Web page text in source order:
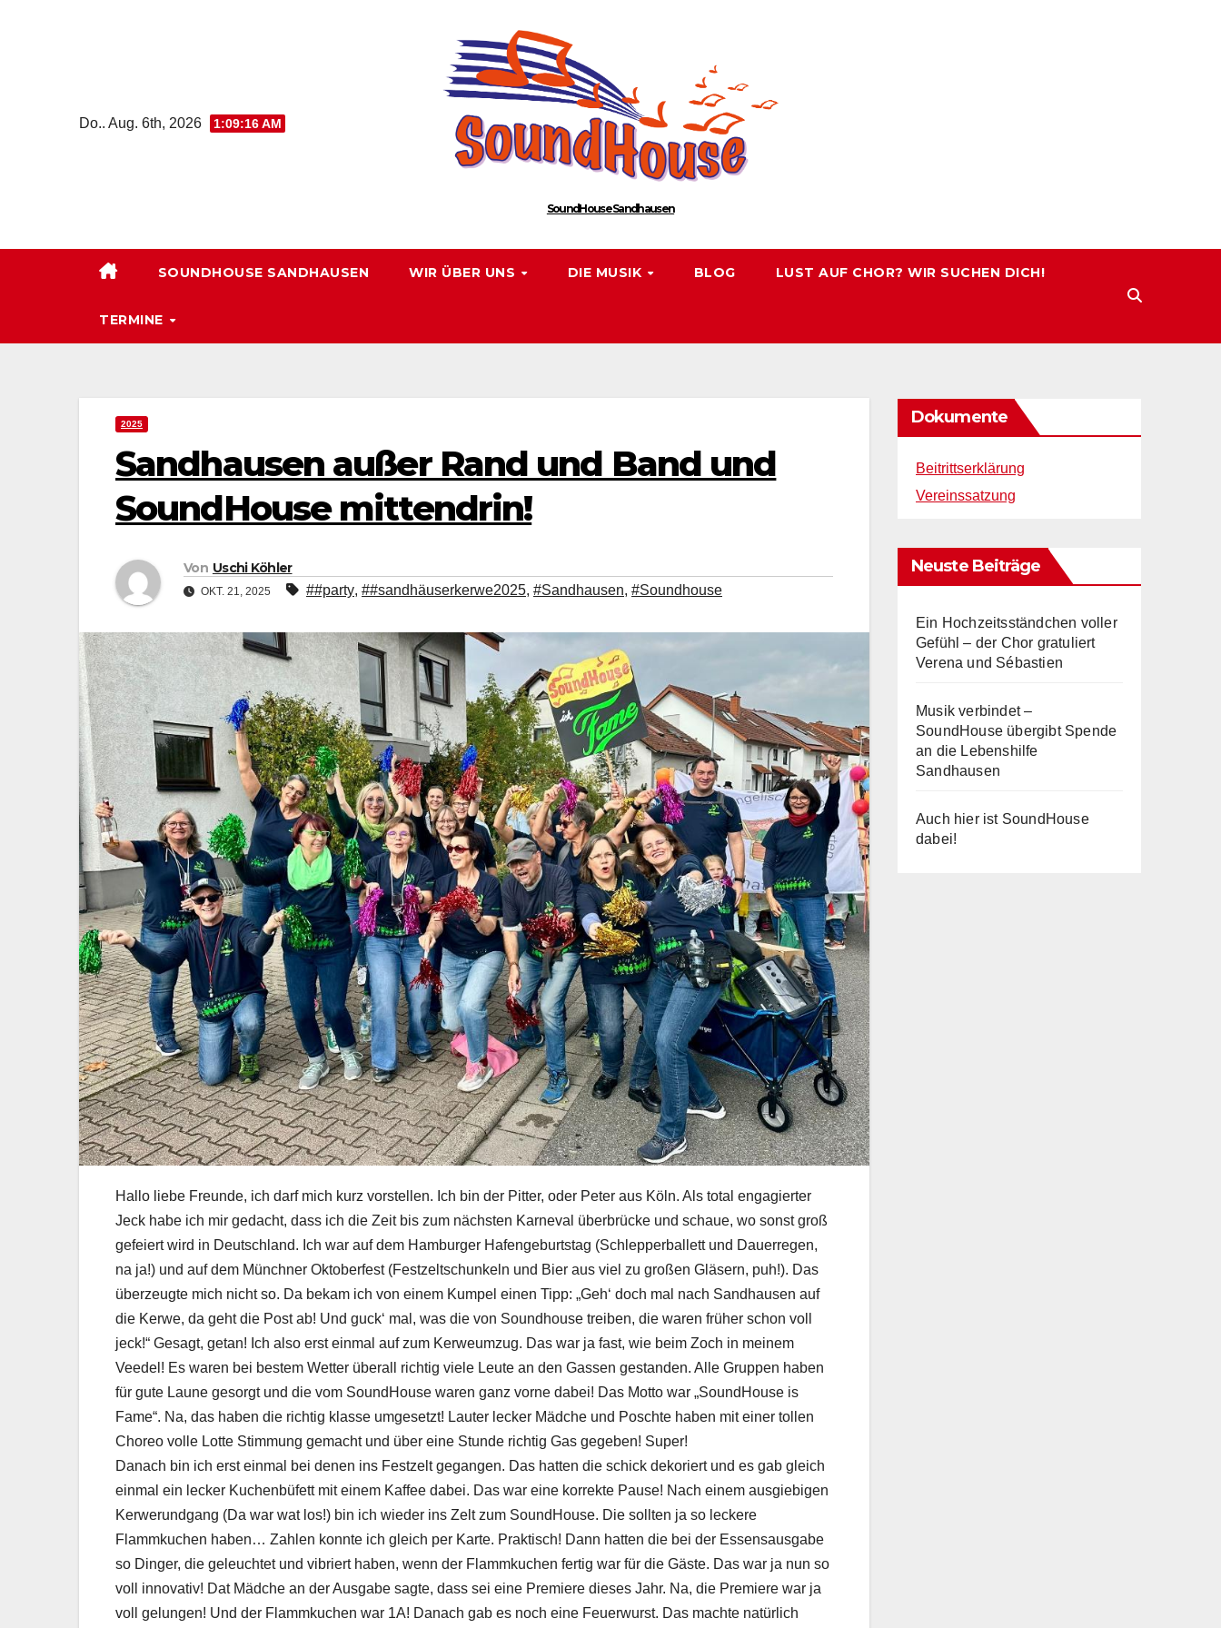
Do.. Aug. 6th, 2026 1:09:17 AM
SoundHouse Sandhausen
SOUNDHOUSE SANDHAUSEN WIR ÜBER UNS DIE MUSIK BLOG LUST AUF CHOR? WIR SUCHEN DICH!
TERMINE
2025
Sandhausen außer Rand und Band und
SoundHouse mittendrin!
Von Uschi Köhler
OKT. 21, 2025 ##party, ##sandhäuserkerwe2025, #Sandhausen, #Soundhouse
Hallo liebe Freunde, ich darf mich kurz vorstellen. Ich bin der Pitter, oder Peter aus Köln. Als total engagierter
Jeck habe ich mir gedacht, dass ich die Zeit bis zum nächsten Karneval überbrücke und schaue, wo sonst groß
gefeiert wird in Deutschland. Ich war auf dem Hamburger Hafengeburtstag (Schlepperballett und Dauerregen,
na ja!) und auf dem Münchner Oktoberfest (Festzeltschunkeln und Bier aus viel zu großen Gläsern, puh!). Das
überzeugte mich nicht so. Da bekam ich von einem Kumpel einen Tipp: „Geh‘ doch mal nach Sandhausen auf
die Kerwe, da geht die Post ab! Und guck‘ mal, was die von Soundhouse treiben, die waren früher schon voll
jeck!“ Gesagt, getan! Ich also erst einmal auf zum Kerweumzug. Das war ja fast, wie beim Zoch in meinem
Veedel! Es waren bei bestem Wetter überall richtig viele Leute an den Gassen gestanden. Alle Gruppen haben
für gute Laune gesorgt und die vom SoundHouse waren ganz vorne dabei! Das Motto war „SoundHouse is
Fame“. Na, das haben die richtig klasse umgesetzt! Lauter lecker Mädche und Poschte haben mit einer tollen
Choreo volle Lotte Stimmung gemacht und über eine Stunde richtig Gas gegeben! Super!
Danach bin ich erst einmal bei denen ins Festzelt gegangen. Das hatten die schick dekoriert und es gab gleich
einmal ein lecker Kuchenbüfett mit einem Kaffee dabei. Das war eine korrekte Pause! Nach einem ausgiebigen
Kerwerundgang (Da war wat los!) bin ich wieder ins Zelt zum SoundHouse. Die sollten ja so leckere
Flammkuchen haben… Zahlen konnte ich gleich per Karte. Praktisch! Dann hatten die bei der Essensausgabe
so Dinger, die geleuchtet und vibriert haben, wenn der Flammkuchen fertig war für die Gäste. Das war ja nun so
voll innovativ! Dat Mädche an der Ausgabe sagte, dass sei eine Premiere dieses Jahr. Na, die Premiere war ja
voll gelungen! Und der Flammkuchen war 1A! Danach gab es noch eine Feuerwurst. Das machte natürlich
Dokumente
Beitrittserklärung
Vereinssatzung
Neuste Beiträge
Ein Hochzeitsständchen voller
Gefühl – der Chor gratuliert
Verena und Sébastien
Musik verbindet –
SoundHouse übergibt Spende
an die Lebenshilfe
Sandhausen
Auch hier ist SoundHouse
dabei!